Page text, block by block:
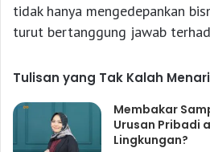
tidak hanya mengedepankan
turut bertanggung jawab
Tulisan yang Tak Kalah
Membakar
Urusan Pribadi
Lingkungan?